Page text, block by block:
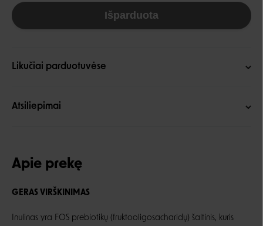
Išparduota
Likučiai parduotuvėse
Atsiliepimai
Apie prekę
GERAS VIRŠKINIMAS
Inulinas yra FOS prebiotikų (fruktooligosacharidų) šaltinis, kuris